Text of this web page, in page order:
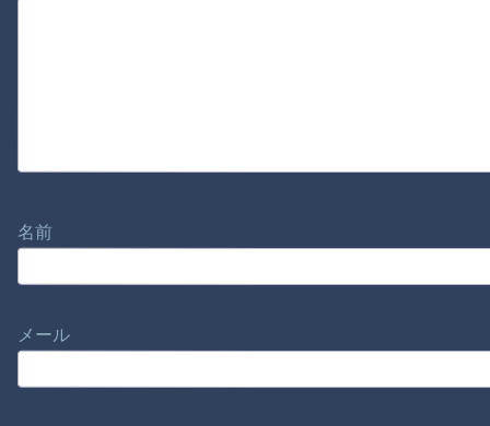
名前
メール